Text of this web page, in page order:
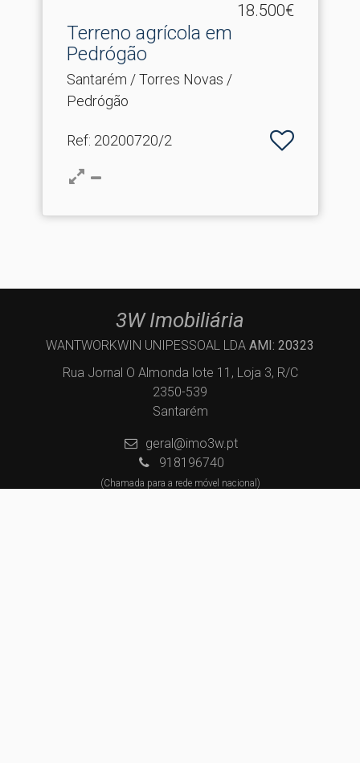
18.500€
Terreno agrícola em
Pedrógão
Santarém / Torres Novas /
Pedrógão
Ref: 20200720/2
3W Imobiliária
WANTWORKWIN UNIPESSOAL LDA AMI: 20323
Rua Jornal O Almonda lote 11, Loja 3, R/C
2350-539
Santarém
geral@imo3w.pt
918196740
(Chamada para a rede móvel nacional)